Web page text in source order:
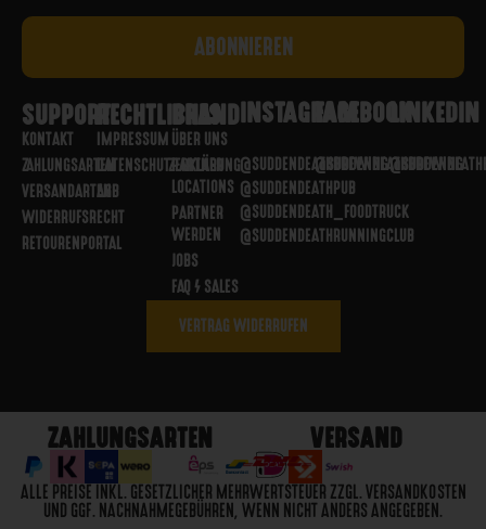
SUPPORT
KONTAKT
ZAHLUNGSARTEN
VERSANDARTEN
WIDERRUFSRECHT
RETOURENPORTAL
RECHTLICHES
IMPRESSUM
DATENSCHUTZERKLÄRUNG
AGB
BRAND
ÜBER UNS
PARTNER
LOCATIONS
PARTNER
WERDEN
JOBS
FAQ / SALES
INSTAGRAM
@SUDDENDEATHBREWING
@SUDDENDEATHPUB
@SUDDENDEATH_FOODTRUCK
@SUDDENDEATHRUNNINGCLUB
FACEBOOK
@SUDDENDEATHBREWING
LINKEDIN
VERTRAG WIDERRUFEN
ZAHLUNGSARTEN VERSAND
ALLE PREISE INKL. GESETZLICHER MEHRWERTSTEUER ZZGL. VERSANDKOSTEN
UND GGF. NACHNAHMEGEBÜHREN, WENN NICHT ANDERS ANGEGEBEN.